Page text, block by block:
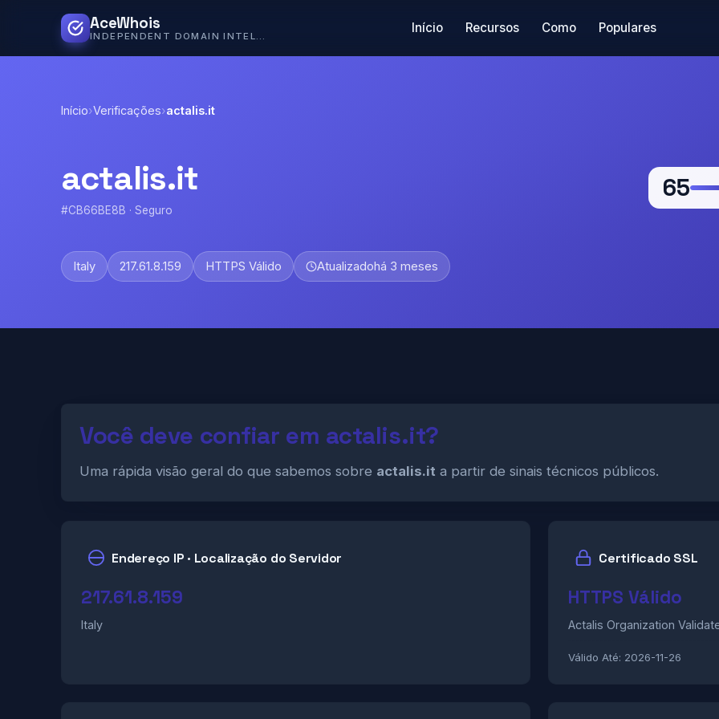
AceWhois Início Recursos Como Populares
Início›Verificações›actalis.it
actalis.it
#CB66BE8B · Seguro
65
Italy 217.61.8.159 HTTPS Válido Atualizadohá 3 meses
Você deve confiar em actalis.it?
Uma rápida visão geral do que sabemos sobre actalis.it a partir de sinais técnicos públicos.
Endereço IP · Localização do Servidor
217.61.8.159
Italy
Certificado SSL
HTTPS Válido
Actalis Organization
Válido Até: 2026-11-26